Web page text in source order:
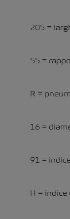
205 =
55 =
R =
16 =
91 =
H =